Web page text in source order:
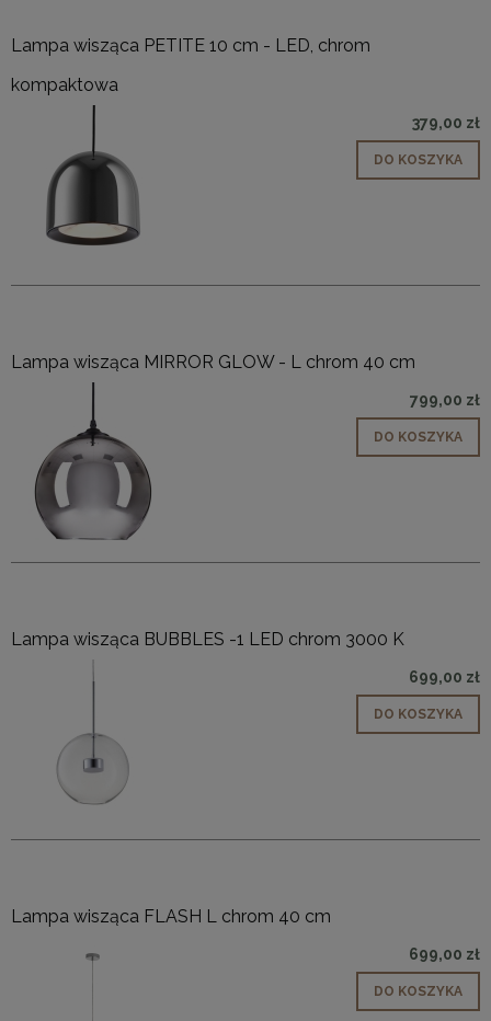
Lampa wisząca PETITE 10 cm - LED, chrom
kompaktowa
379,00 zł
DO KOSZYKA
Lampa wisząca MIRROR GLOW - L chrom 40 cm
799,00 zł
DO KOSZYKA
Lampa wisząca BUBBLES -1 LED chrom 3000 K
699,00 zł
DO KOSZYKA
Lampa wisząca FLASH L chrom 40 cm
699,00 zł
DO KOSZYKA